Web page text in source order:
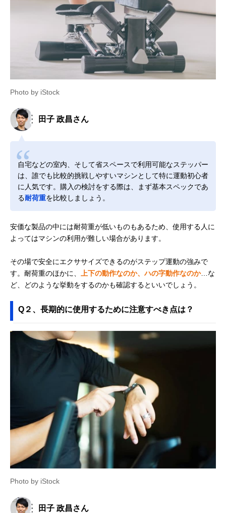
Photo by iStock
田子 政昌さん
自宅などの室内、そして省スペースで利用可能なステッパー
は、誰でも比較的挑戦しやすいマシンとして特に運動初心者
に人気です。購入の検討をする際は、まず基本スペックであ
る耐荷重を比較しましょう。
安価な製品の中には耐荷重が低いものもあるため、使用する人に
よってはマシンの利用が難しい場合があります。
その場で安全にエクササイズできるのがステップ運動の強みで
す。耐荷重のほかに、
上下の動作なのか、ハの字動作なのか…な
ど、どのような挙動をするのかも確認するといいでしょう。
Q２、長期的に使用するために注意すべき点は？
Photo by iStock
田子 政昌さん